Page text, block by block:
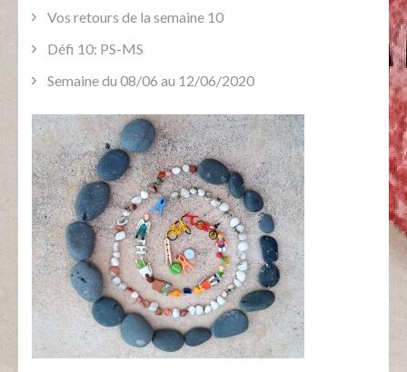
Vos retours de la semaine 10
Défi 10: PS-MS
Semaine du 08/06 au 12/06/2020